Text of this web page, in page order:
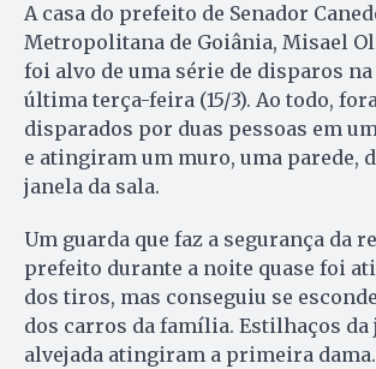
A casa do prefeito de Senador
Metropolitana de Goiânia, Misael
foi alvo de uma série de disparos
última terça-feira (15/3). Ao todo,
disparados por duas pessoas em
e atingiram um muro, uma parede,
janela da sala.
Um guarda que faz a segurança da
prefeito durante a noite quase foi
dos tiros, mas conseguiu se
dos carros da família. Estilhaços da
alvejada atingiram a primeira dama.